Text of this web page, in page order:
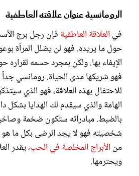
الرومانسية عنوان علاقته العاطفية
في العلاقة العاطفية فإن رجل برج
حول ما يريده. فهو لن يضلل المرأة
الإيفاء بها. ولكن بمجرد حسمه لقراره
فهو شريكها مدى الحياة. رومانسي
للاحتفال بهذه العلاقة، فهو الذي
الهامة والذي سيقدم لك الهدايا بشكل
بالضبط. مبادراته ستكون ضخمة
شخصيته فهو لا يجد الرضى بكل ما هو
من الأبراج المخلصة في الحب، يقدر
ويحترمها.